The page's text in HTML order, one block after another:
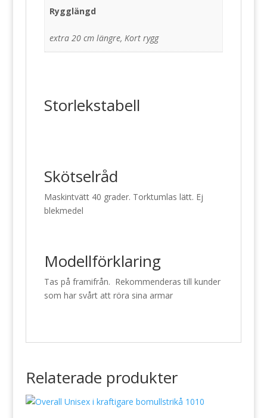
Rygglängd
extra 20 cm längre, Kort rygg
Storlekstabell
Skötselråd
Maskintvätt 40 grader. Torktumlas lätt. Ej
blekmedel
Modellförklaring
Tas på framifrån. Rekommenderas till kunder
som har svårt att röra sina armar
Relaterade produkter